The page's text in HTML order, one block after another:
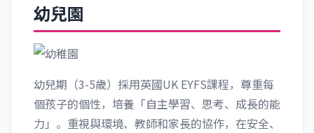
幼兒園
幼兒期（3-5歲）採用英國UK EYFS課程，尊重每
個孩子的個性，培養「自主學習、思考、成長的能
力」。重視與環境、教師和家長的協作，在安全、